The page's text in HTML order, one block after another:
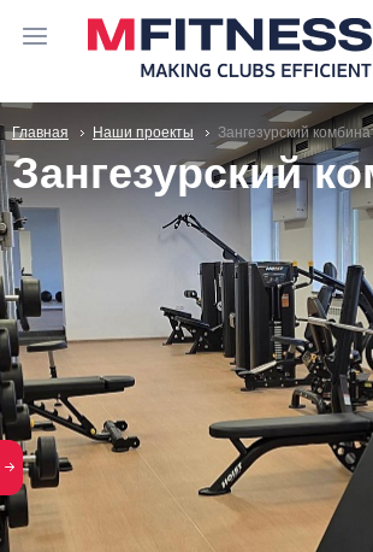
Главная Наши проекты Зангезурский
Зангезурский